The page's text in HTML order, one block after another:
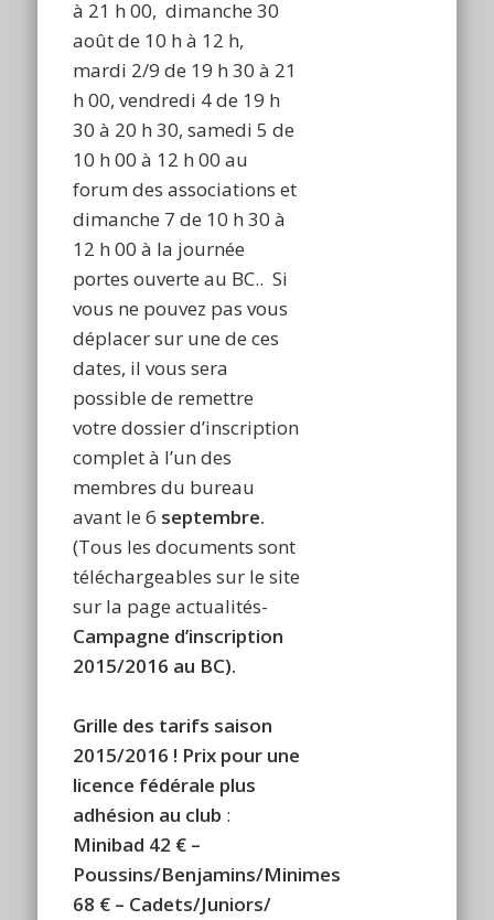
à 21 h 00, dimanche 30
août de 10 h à 12 h,
mardi 2/9 de 19 h 30 à 21
h 00, vendredi 4 de 19 h
30 à 20 h 30, samedi 5 de
10 h 00 à 12 h 00 au
forum des associations et
dimanche 7 de 10 h 30 à
12 h 00 à la journée
portes ouverte au BC.. Si
vous ne pouvez pas vous
déplacer sur une de ces
dates, il vous sera
possible de remettre
votre dossier d’inscription
complet à l’un des
membres du bureau
avant le 6 septembre.
(Tous les documents sont
téléchargeables sur le site
sur la page actualités-
Campagne d’inscription
2015/2016 au BC).
Grille des tarifs saison
2015/2016 ! Prix pour une
licence fédérale plus
adhésion au club :
Minibad 42 € –
Poussins/Benjamins/Minimes
68 € – Cadets/Juniors/